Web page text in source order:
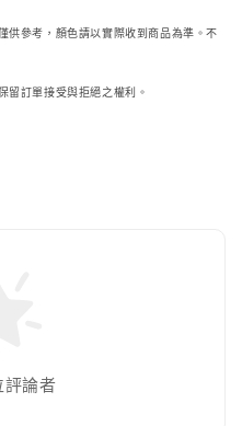
供參考，顏色請以實際收到商品為準。不
留訂單接受與拒絕之權利。
評論者